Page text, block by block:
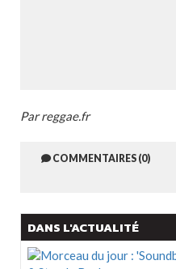
Par reggae.fr
COMMENTAIRES (0)
DANS L'ACTUALITÉ